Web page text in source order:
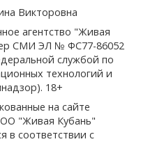
Викторовна
агентство "Живая
СМИ ЭЛ № ФС77-86052
службой по
технологий и
18+
на сайте
"Живая Кубань"
в соответствии с